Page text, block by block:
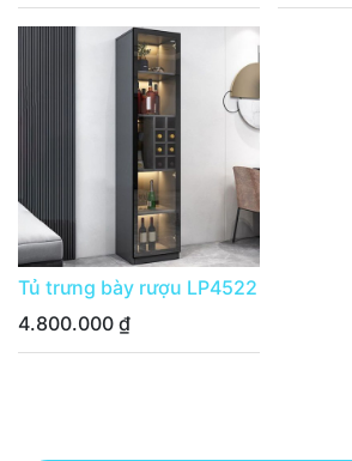
Tủ trưng bày rượu LP4522
4.800.000 ₫